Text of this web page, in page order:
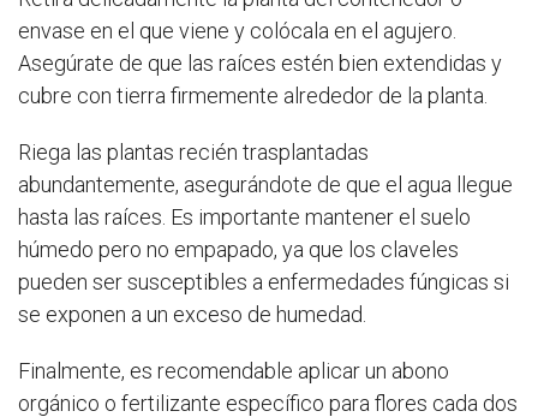
envase en el que viene y colócala en el agujero.
Asegúrate de que las raíces estén bien extendidas y
cubre con tierra firmemente alrededor de la planta.
Riega las plantas recién trasplantadas
abundantemente, asegurándote de que el agua llegue
hasta las raíces. Es importante mantener el suelo
húmedo pero no empapado, ya que los claveles
pueden ser susceptibles a enfermedades fúngicas si
se exponen a un exceso de humedad.
Finalmente, es recomendable aplicar un abono
orgánico o fertilizante específico para flores cada dos